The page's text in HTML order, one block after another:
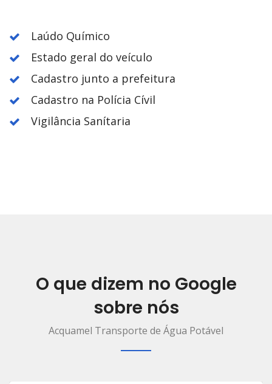
Laúdo Químico
Estado geral do veículo
Cadastro junto a prefeitura
Cadastro na Polícia Cívil
Vigilância Sanítaria
O que dizem no Google
sobre nós
Acquamel Transporte de Água Potável